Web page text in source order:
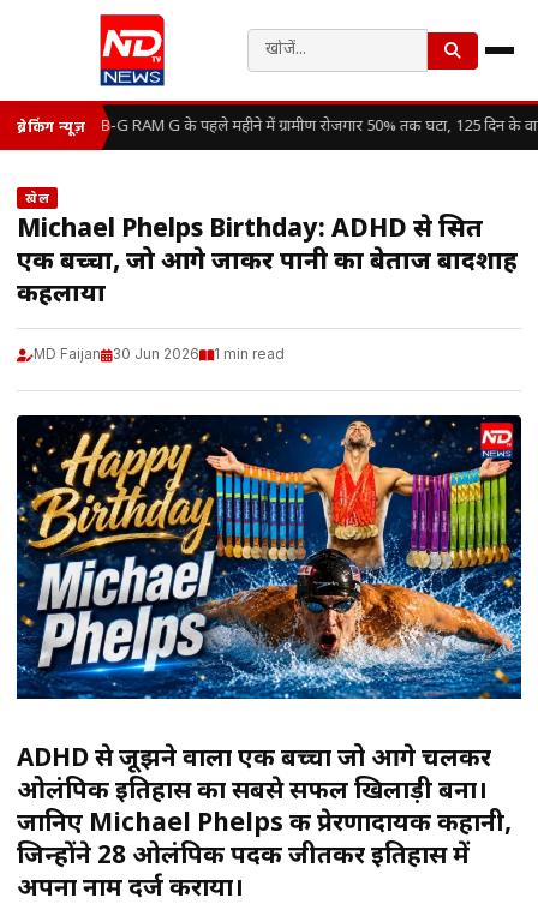
ब्रेकिंग न्यूज़VB-G RAM G के पहले महीने में ग्रामीण रोजगार 50% तक घटा, 125 दिन के
खेल
Michael Phelps Birthday: ADHD से ग्रसित
एक बच्चा, जो आगे जाकर पानी का बेताज बादशाह
कहलाया
MD Faijan 30 Jun 2026 1 min read
ADHD से जूझने वाला एक बच्चा जो आगे चलकर
ओलंपिक इतिहास का सबसे सफल खिलाड़ी बना।
जानिए Michael Phelps की प्रेरणादायक कहानी,
जिन्होंने 28 ओलंपिक पदक जीतकर इतिहास में
अपना नाम दर्ज कराया।